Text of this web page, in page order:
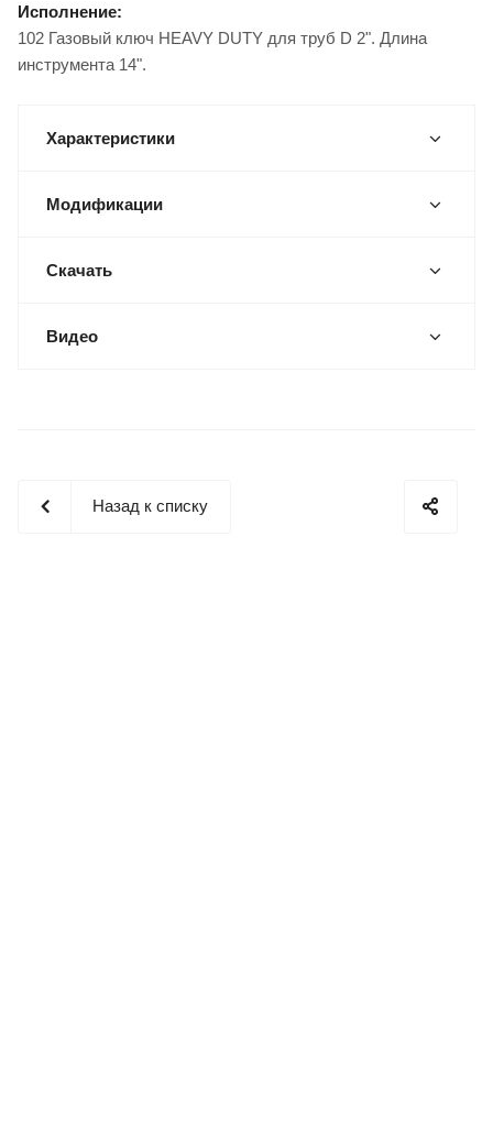
Исполнение:
102 Газовый ключ HEAVY DUTY для труб D 2". Длина
инструмента 14".
Характеристики
Модификации
Скачать
Видео
Назад к списку